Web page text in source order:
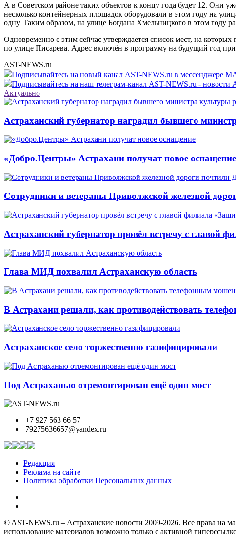
А в Советском районе таких объектов к концу года будет 12. Они
несколько контейнерных площадок оборудовали в этом году на
одну. Таким образом, на улице Богдана Хмельницкого в этом году
Одновременно с этим сейчас утверждается список мест, на
по улице Писарева. Адрес включён в программу на будущий год
AST-NEWS.ru
Подписывайтесь на новый канал AST-NEWS.ru в мессенджере
Подписывайтесь на наш телеграм-канал AST-NEWS.ru - новости
Актуально
Астраханский губернатор наградил бывшего
«Добро.Центры» Астрахани получат новое оснащение
Сотрудники и ветераны Приволжской железной
Астраханский губернатор провёл встречу с главой
Глава МИД похвалил Астраханскую область
В Астрахани решали, как противодействовать
Астраханское село торжественно газифицировали
Под Астраханью отремонтирован ещё один мост
+7 927 563 66 57
79275636657@yandex.ru
Редакция
Реклама на сайте
Политика обработки Персональных данных
© AST-NEWS.ru – Астраханские новости 2009-2026. Все права на
использование материалов возможно только с активной